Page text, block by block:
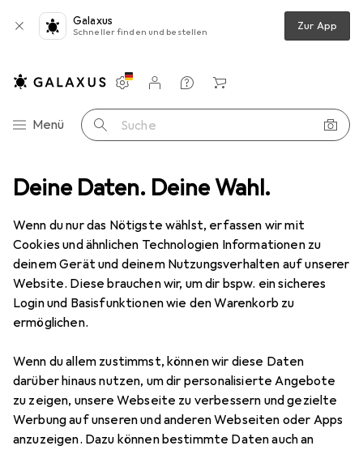
Deine Daten. Deine Wahl.
Wenn du nur das Nötigste wählst, erfassen wir mit
Cookies und ähnlichen Technologien Informationen zu
deinem Gerät und deinem Nutzungsverhalten auf unserer
Website. Diese brauchen wir, um dir bspw. ein sicheres
Login und Basisfunktionen wie den Warenkorb zu
ermöglichen.
Wenn du allem zustimmst, können wir diese Daten
darüber hinaus nutzen, um dir personalisierte Angebote
zu zeigen, unsere Webseite zu verbessern und gezielte
Werbung auf unseren und anderen Webseiten oder Apps
anzuzeigen. Dazu können bestimmte Daten auch an
Galaxus
Schneller finden und bestellen Zur App
Navigation nach Kategorien
Menü Suche
Einstellungen
Kundenkonto
Vergleichslisten
Merklisten
Warenkorb
Sport Ballsport Zubehör Ballsport Mijnen Pieper Standard
Mijnen PieperStandard
Bewertungen
Aktuell nicht lieferbar
Benachrichtigen, wenn lieferbar